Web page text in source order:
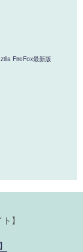
FireFox最新版
】